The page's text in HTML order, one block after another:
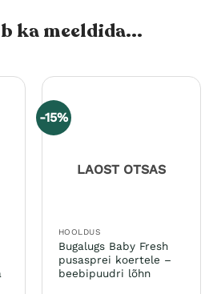
ka meeldida...
-15%
LAOST OTSAS
HOOLDUS
Bugalugs Baby Fresh
pusasprei koertele –
beebipuudri lõhn